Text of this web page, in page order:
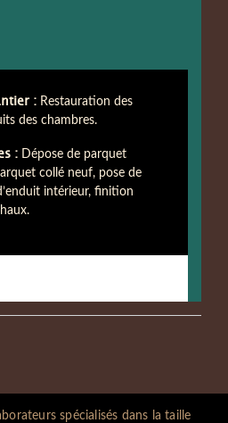
: Restauration des
des chambres.
: Dépose de parquet
collé neuf, pose de
intérieur, finition
spécialisés dans la taille